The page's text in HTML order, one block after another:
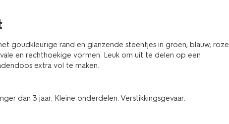
goudkleurige rand en glanzende steentjes in groen, blauw, roze
en rechthoekige vormen. Leuk om uit te delen op een
extra vol te maken.
dan 3 jaar. Kleine onderdelen. Verstikkingsgevaar.